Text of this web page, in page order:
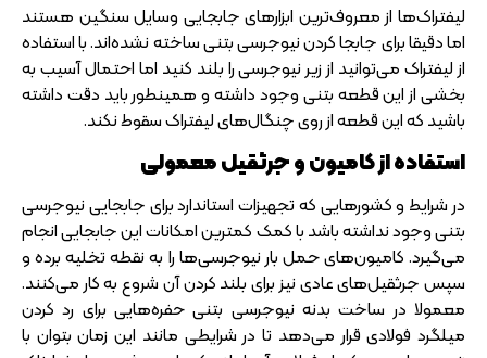
لیفتراک‌ها از معروف‌ترین ابزارهای جابجایی وسایل سنگین هستند
اما دقیقا برای جابجا کردن نیوجرسی بتنی ساخته نشده‌اند. با استفاده
از لیفتراک می‌توانید از زیر نیوجرسی را بلند کنید اما احتمال آسیب به
بخشی از این قطعه بتنی وجود داشته و همینطور باید دقت داشته
باشید که این قطعه از روی چنگال‌های لیفتراک سقوط نکند.
استفاده از کامیون و جرثقیل معمولی
در شرایط و کشورهایی که تجهیزات استاندارد برای جابجایی نیوجرسی
بتنی وجود نداشته باشد با کمک کمترین امکانات این جابجایی انجام
می‌گیرد. کامیون‌های حمل بار نیوجرسی‌ها را به نقطه تخلیه برده و
سپس جرثقیل‌های عادی نیز برای بلند کردن آن شروع به کار می‌کنند.
معمولا در ساخت بدنه نیوجرسی بتنی حفره‌هایی برای رد کردن
میلگرد فولادی قرار می‌دهد تا در شرایطی مانند این زمان بتوان با